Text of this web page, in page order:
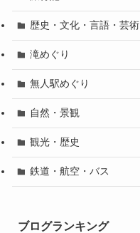
歴史・文化・言語・芸術
滝めぐり
無人駅めぐり
自然・景観
観光・歴史
鉄道・航空・バス
ブログランキング